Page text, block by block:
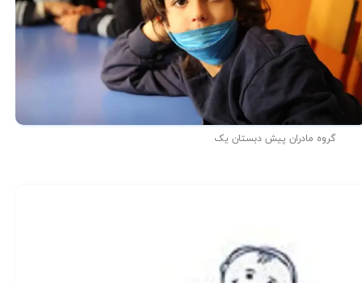
گروه مادران پیش دبستان یک